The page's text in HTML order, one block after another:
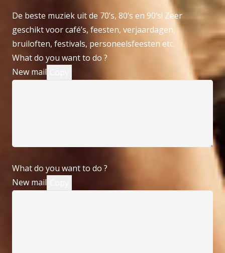
De beste muziek uit de 70’s, 80’s en 90’s! Zeer
geschikt voor café’s, feesten, verjaardagen,
bruiloften, festivals, personeelsfeesten etc.
What do you want to do ?
New mail
What do you want to do ?
New mail